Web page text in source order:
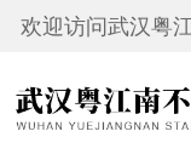
欢迎访问武汉粤